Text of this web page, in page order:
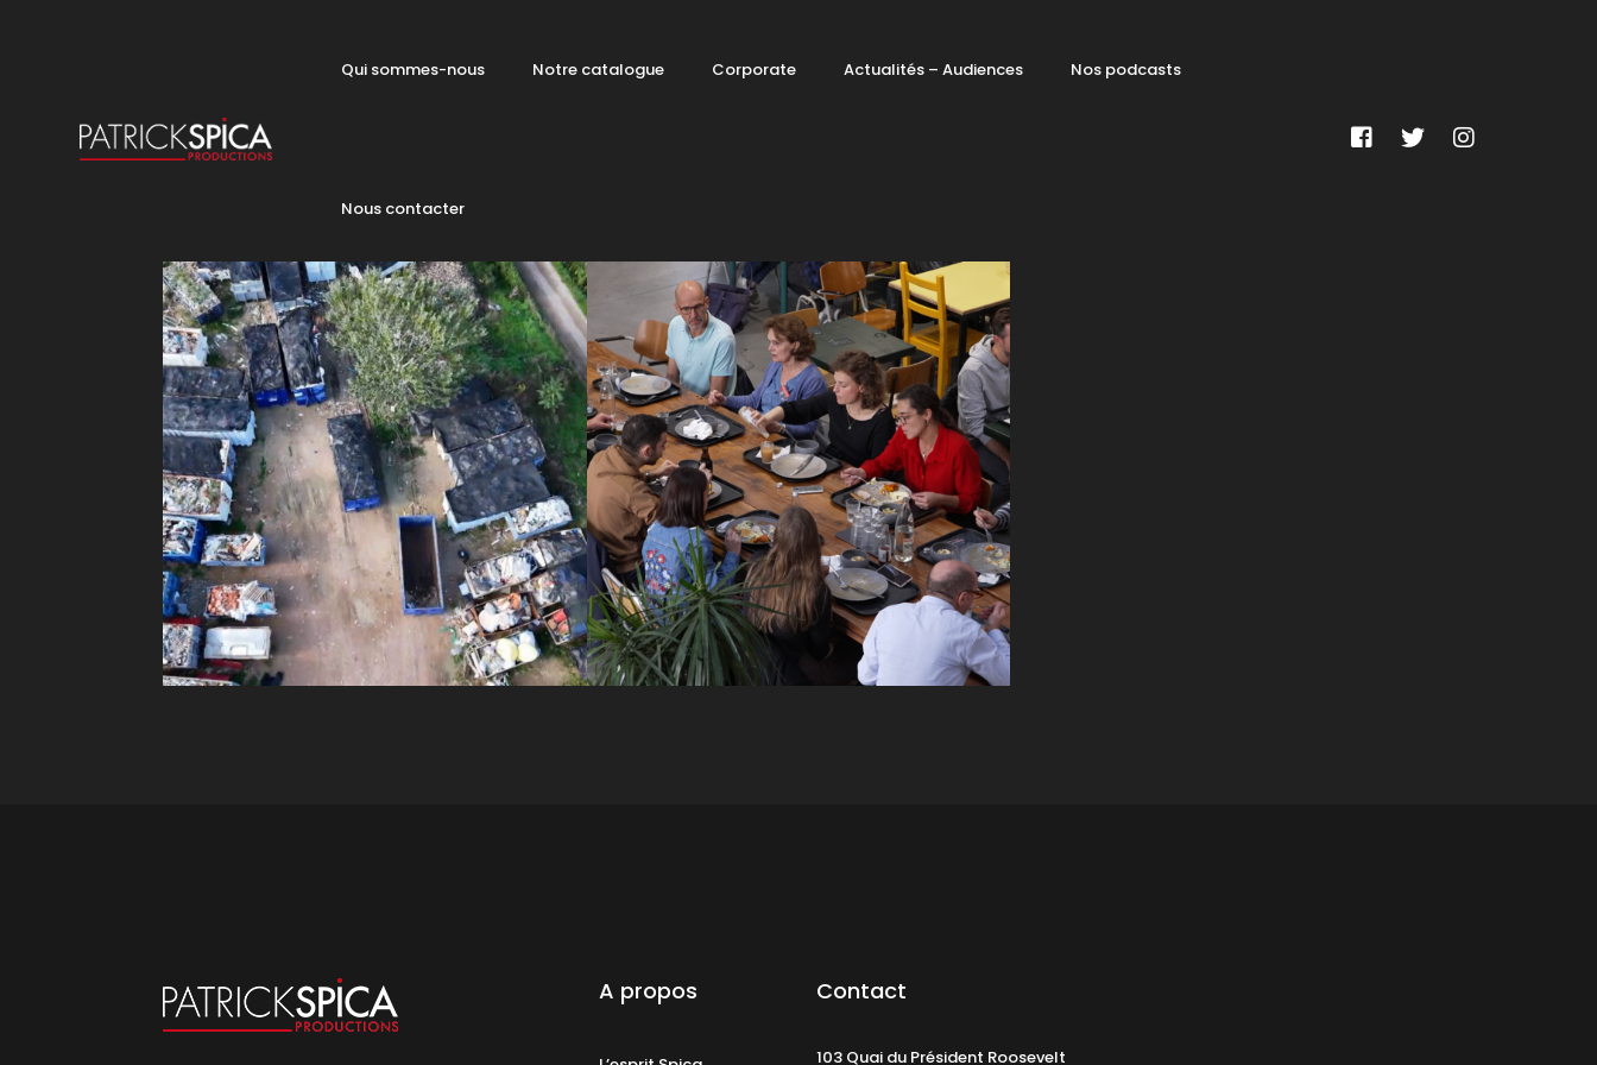
Qui sommes-nous Notre catalogue Corporate Actualités – Audiences Nos podcasts
Nous contacter
A propos Contact
103 Quai du Président Roosevelt